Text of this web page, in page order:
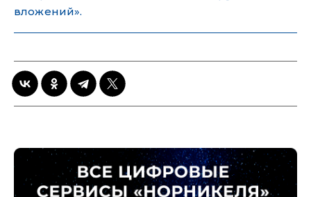
вложений».